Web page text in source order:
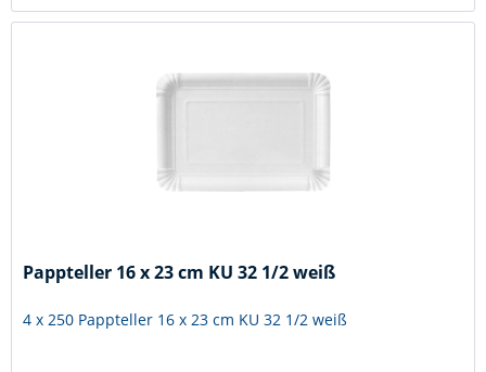
Pappteller 16 x 23 cm KU 32 1/2 weiß
4 x 250 Pappteller 16 x 23 cm KU 32 1/2 weiß